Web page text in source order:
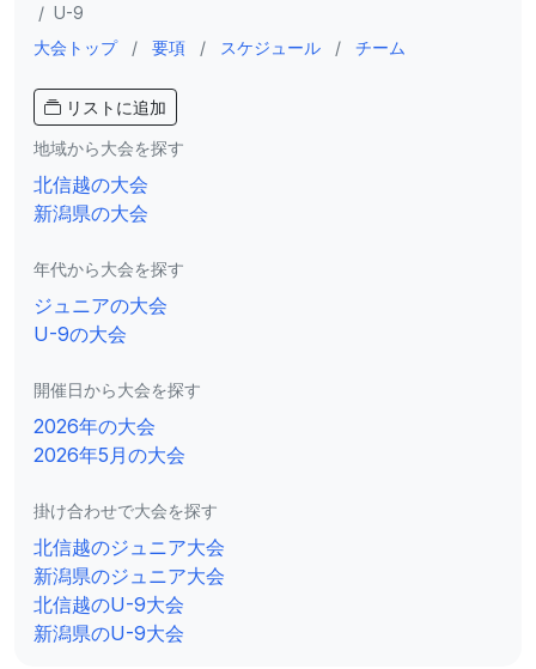
/ U-9
大会トップ
/ 要項 / スケジュール / チーム
リストに追加
地域から大会を探す
北信越の大会
新潟県の大会
年代から大会を探す
ジュニアの大会
U-9の大会
開催日から大会を探す
2026年の大会
2026年5月の大会
掛け合わせで大会を探す
北信越のジュニア大会
新潟県のジュニア大会
北信越のU-9大会
新潟県のU-9大会